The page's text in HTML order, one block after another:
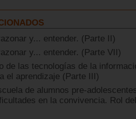
y... entender. (Parte II)
y... entender. (Parte VII)
de las tecnologías de la
el aprendizaje (Parte III)
de alumnos pre-
en la convivencia. Rol